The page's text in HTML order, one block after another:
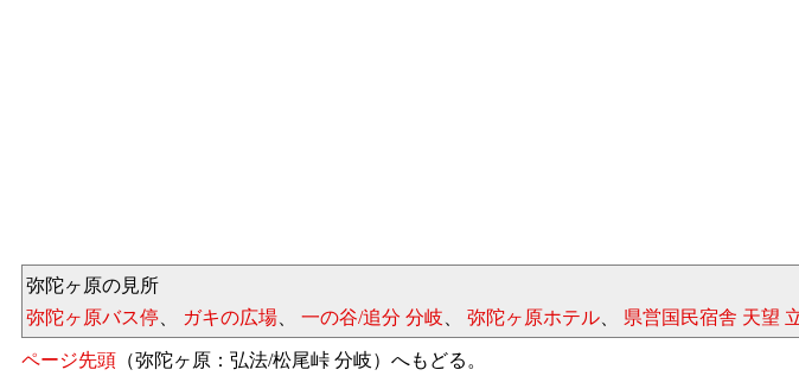
弥陀ヶ原の見所
弥陀ヶ原バス停
ガキの広場 一の谷/追分 分岐 弥陀ヶ原ホテル 県営国民宿舎 天望
ページ先頭 （弥陀ヶ原：弘法/松尾峠 分岐）へもどる。